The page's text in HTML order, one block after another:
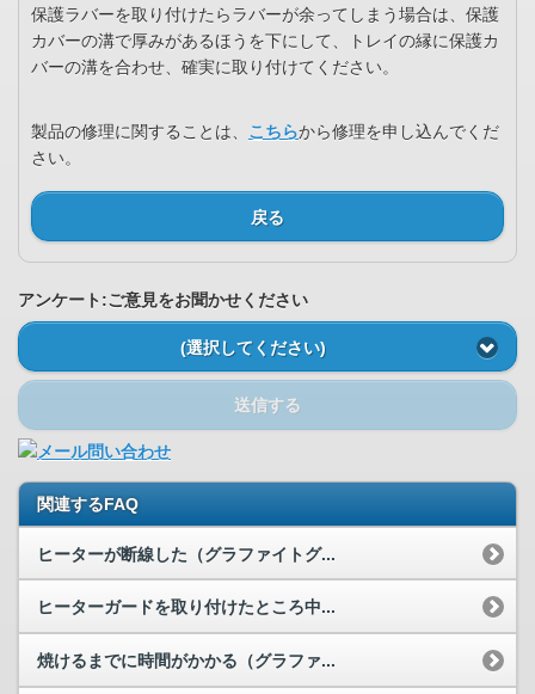
保護ラバーを取り付けたらラバーが余ってしまう場合は、保護
カバーの溝で厚みがあるほうを下にして、トレイの縁に保護カ
バーの溝を合わせ、確実に取り付けてください。
製品の修理に関することは、 こちらから修理を申し込んでくだ
さい。
戻る
アンケート:ご意見をお聞かせください
(選択してください)
送信する
関連するFAQ
ヒーターが断線した（グラファイトグ...
ヒーターガードを取り付けたところ中...
焼けるまでに時間がかかる（グラファ...